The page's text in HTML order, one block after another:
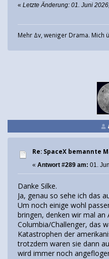
« Letzte Änderung: 01. Juni
Mehr Δv, weniger Drama. Mich
Re: SpaceX bemannte
« Antwort #289 am: 01.
Danke Silke.
Ja, genau so sehe ich das
Um noch einige wohl
bringen, denken wir mal an
Columbia/Challenger, das
Katastrophen der
trotzdem waren sie dann
wird immer noch